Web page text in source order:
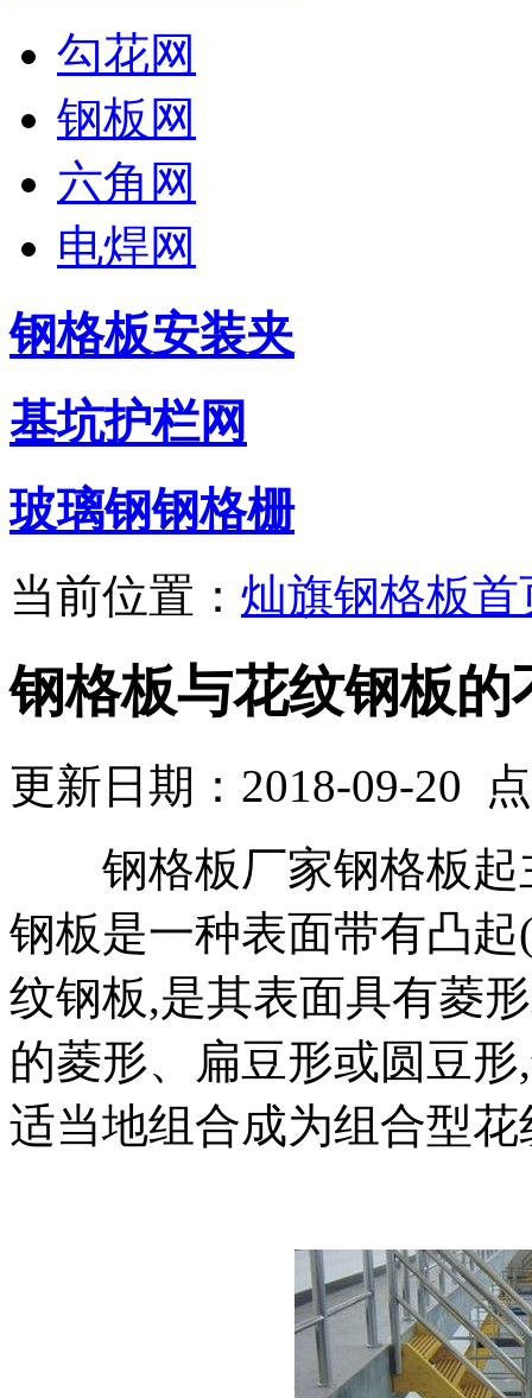
勾花网
钢板网
六角网
电焊网
钢格板安装夹
基坑护栏网
玻璃钢钢格栅
当前位置： 灿旗钢格板首
钢格板与花纹钢板的
更新日期：2018-09-20
钢格板厂家钢格板起
钢板是一种表面带有凸
纹钢板,是其表面具有菱
的菱形、扁豆形或圆豆
适当地组合成为组合型花